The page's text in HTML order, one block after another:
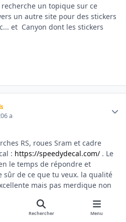
un topique sur ce
un autre site pour des stickers
et Canyon dont les stickers
6 a
RS, roues Sram et cadre
: https://speedydecal.com/ . Le
le temps de répondre et
de ce que tu veux. la qualité
mais pas merdique non
Rechercher Menu